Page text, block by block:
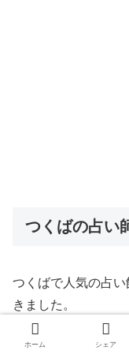
つくばの占い
つくばで人気の占い
きました。
あなたが探してい
ホーム シェア